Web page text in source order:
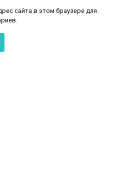
сайта в этом браузере для